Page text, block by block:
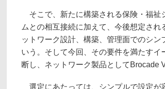
そこで、新たに構築される保険・福祉
ムとの相互接続に加えて、今後想定さ
ットワーク設計、構築、管理面でのシ
いう。そして今回、その要件を満たす
断し、ネットワーク製品としてBrocade
選定にあたっては、シンプルで設定が